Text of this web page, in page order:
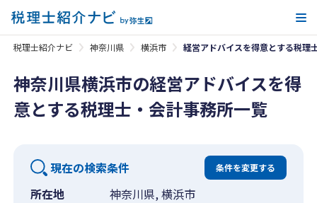
税理士紹介ナビ 神奈川県 横浜市 経営アドバイスを得意とする税理
神奈川県横浜市の経営アドバイスを得
意とする税理士・会計事務所一覧
現在の検索条件 条件を変更する
所在地
神奈川県, 横浜市